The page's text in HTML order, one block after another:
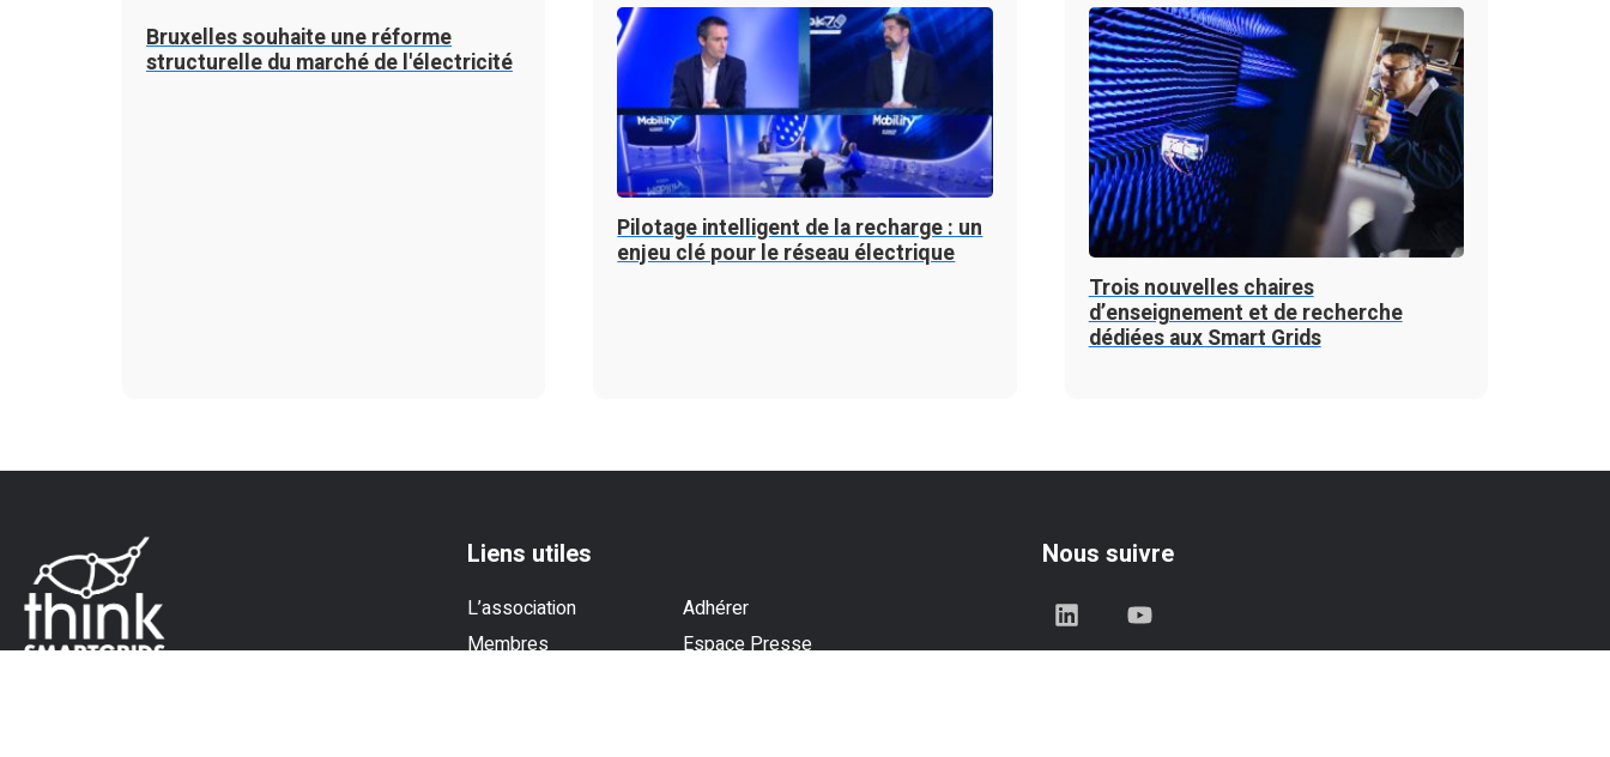
Bruxelles souhaite une réforme
structurelle du marché de l'électricité
Pilotage intelligent de la recharge : un
enjeu clé pour le réseau électrique
Trois nouvelles chaires
d’enseignement et de recherche
dédiées aux Smart Grids
Liens utiles
L’association
Adhérer
Membres
Espace Presse
Nous suivre